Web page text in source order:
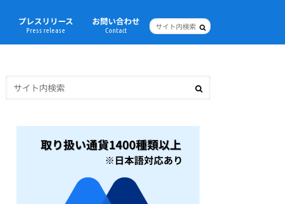
プレスリリース
Press release
お問い合わせ
Contact